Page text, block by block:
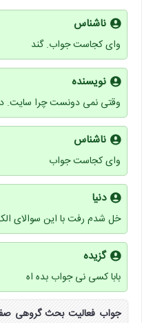
ناشناس
وای کجاست جواب. گند
نویسنده
وقتی نمی دونست چرا سایت.
ناشناس
وای کجاست جواب
دنیا
خل شدم رفت با این سوالای
گزیده
بابا کسی نی جواب بده اه